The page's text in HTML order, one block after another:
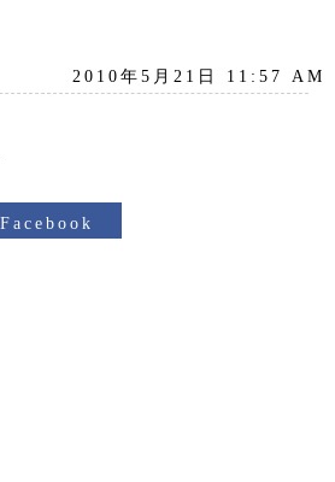
2010年5月21日 11:57 AM
Facebook